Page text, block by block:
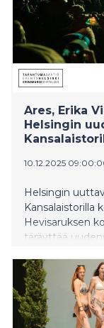
Ares, Erika
Helsingin
10.12.2025
Helsingin
Kansalaistorilla
Hevisaruksen
täräyttää
Vikman ja KAJ,
pyronäytöksen
suorana